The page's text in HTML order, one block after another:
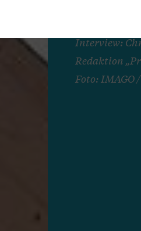
Interview:
Redaktion
Foto: IMAGO